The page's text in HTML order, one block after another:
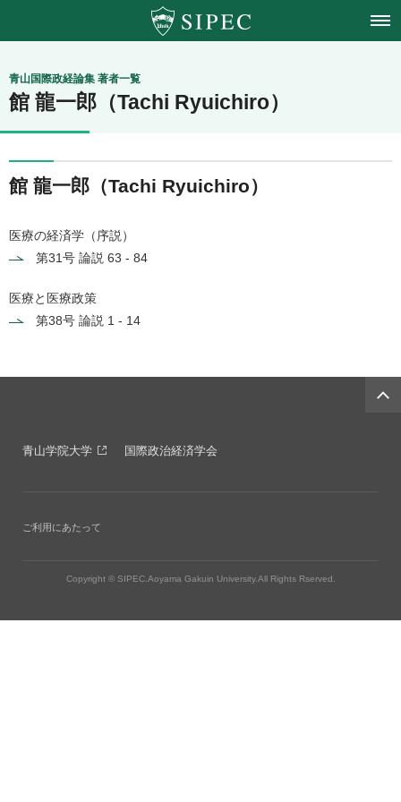
青山学院大学
国際政治経済学会
青山国際政経論集 著者一覧
館 龍一郎（Tachi Ryuichiro）
館 龍一郎（Tachi Ryuichiro）
医療の経済学（序説）
第31号 論説 63 - 84
医療と医療政策
第38号 論説 1 - 14
青山学院大学 国際政治経済学会
ご利用にあたって
Copyright © SIPEC.Aoyama Gakuin University.All Rights Rserved.